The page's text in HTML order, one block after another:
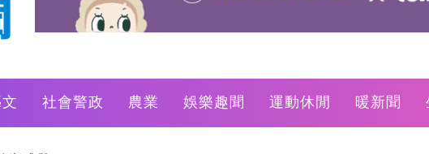
社會警政 農業 娛樂趣聞 運動休閒 暖新聞